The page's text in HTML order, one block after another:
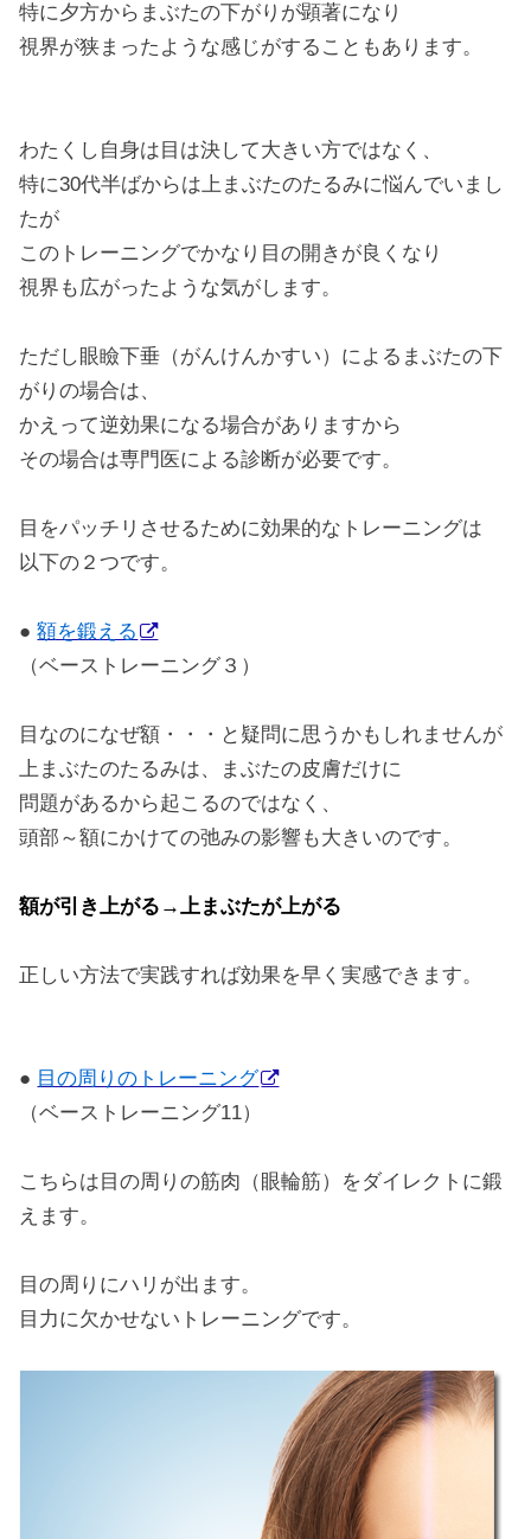
特に夕方からまぶたの下がりが顕著になり
視界が狭まったような感じがすることもあります。
わたくし自身は目は決して大きい方ではなく、
特に30代半ばからは上まぶたのたるみに悩んでいまし
たが
このトレーニングでかなり目の開きが良くなり
視界も広がったような気がします。
ただし眼瞼下垂（がんけんかすい）によるまぶたの下
がりの場合は、
かえって逆効果になる場合がありますから
その場合は専門医による診断が必要です。
目をパッチリさせるために効果的なトレーニングは
以下の２つです。
●額を鍛える
（ベーストレーニング３）
目なのになぜ額・・・と疑問に思うかもしれませんが
上まぶたのたるみは、まぶたの皮膚だけに
問題があるから起こるのではなく、
頭部～額にかけての弛みの影響も大きいのです。
額が引き上がる→上まぶたが上がる
正しい方法で実践すれば効果を早く実感できます。
● 目の周りのトレーニング
（ベーストレーニング11）
こちらは目の周りの筋肉（眼輪筋）をダイレクトに鍛
えます。
目の周りにハリが出ます。
目力に欠かせないトレーニングです。